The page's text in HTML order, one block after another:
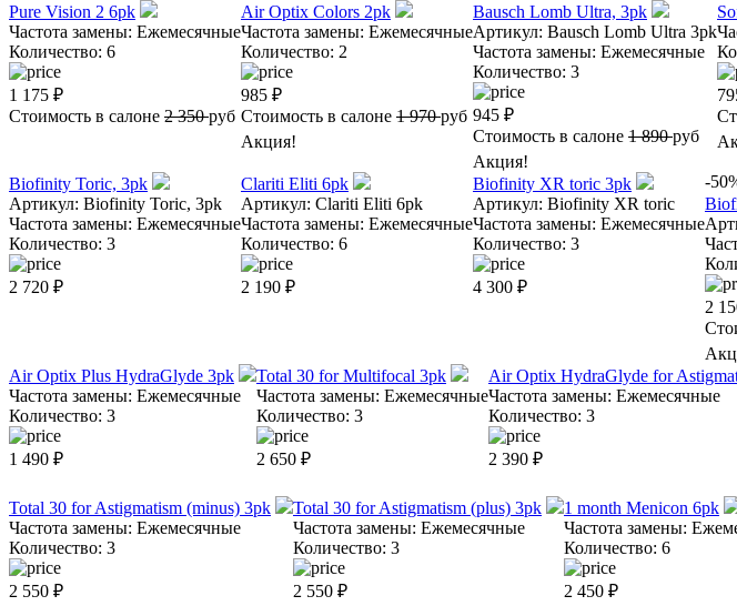
Pure Vision 2 6pk
Частота замены: Ежемесячные
Количество: 6
1 175 ₽
Стоимость в салоне 2 350руб
Air Optix Colors 2pk
Частота замены: Ежемесячные
Количество: 2
985 ₽
Стоимость в салоне 1 970руб
Акция!
Bausch Lomb Ultra, 3pk
Артикул: Bausch Lomb Ultra 3pk
Частота замены: Ежемесячные
Количество: 3
945 ₽
Стоимость в салоне 1 890руб
Акция!
Biofinity Toric, 3pk
Артикул: Biofinity Toric, 3pk
Частота замены: Ежемесячные
Количество: 3
2 720 ₽
Clariti Eliti 6pk
Артикул: Clariti Eliti 6pk
Частота замены: Ежемесячные
Количество: 6
2 190 ₽
Biofinity XR toric 3pk
Артикул: Biofinity XR toric
Частота замены: Ежемесячные
Количество: 3
4 300 ₽
-
2
Air Optix Plus HydraGlyde 3pk
Частота замены: Ежемесячные
Количество: 3
1 490 ₽
Total 30 for Multifocal 3pk
Частота замены: Ежемесячные
Количество: 3
2 650 ₽
Air Optix HydraGlyde for
Частота замены: Ежемесячные
Количество: 3
2 390 ₽
Total 30 for Astigmatism (minus) 3pk
Частота замены: Ежемесячные
Количество: 3
2 550 ₽
Total 30 for Astigmatism (plus) 3pk
Частота замены: Ежемесячные
Количество: 3
2 550 ₽
1 month Menicon 6pk
Частота замены:
Количество: 6
2 450 ₽